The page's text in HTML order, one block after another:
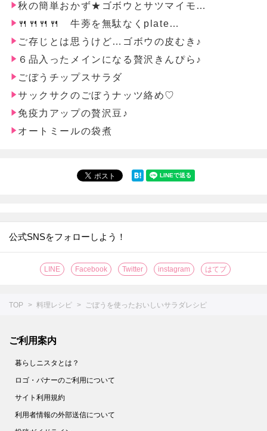
秋の簡単おかず★ゴボウとサツマイモ…
🍴🍴🍴🍴 牛蒡を無駄なくplate…
ご存じとは思うけど…ゴボウの皮むき♪
６品入ったメインになる贅沢きんぴら♪
ごぼうチップスサラダ
サックサクのごぼうナッツ絡め♡
免疫力アップの贅沢豆♪
オートミールの袋煮
公式SNSをフォローしよう！
LINE Facebook Twitter instagram はてブ
TOP 料理レシピ ごぼうを使ったおいしいサラダレシピ
ご利用案内
暮らしニスタとは？
ロゴ・バナーのご利用について
サイト利用規約
利用者情報の外部送信について